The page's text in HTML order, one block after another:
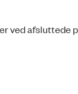
ved afsluttede